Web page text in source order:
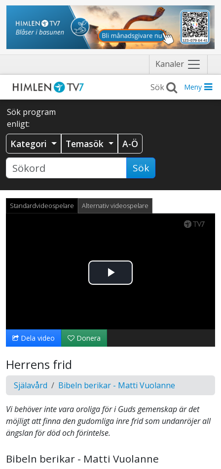
Kanaler Näytä
valikko
Meny
Sök program
enligt:
Kategori Temasök A-Ö
Sök
Standardvideospelare Alternativ videospelare
Spela
video
Dela video Donera
Herrens frid
Själavård Bibeln berikar - Matti Vuolanne
Vi behöver inte vara oroliga för i Guds gemenskap är det
möjligt att finna den gudomliga inre frid som undanröjer all
ängslan för död och förintelse.
Bibeln berikar - Matti Vuolanne